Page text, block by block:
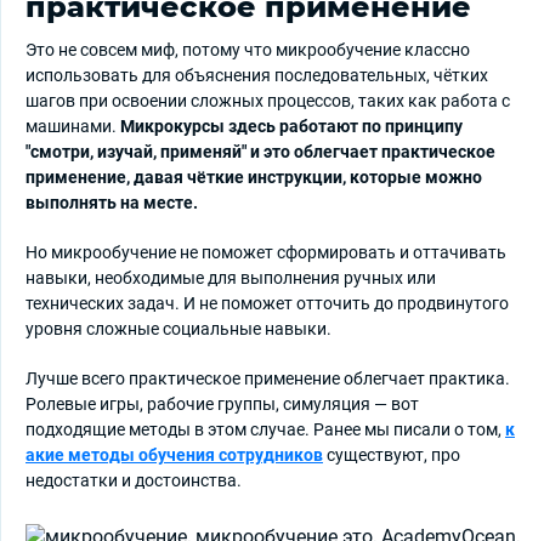
Это не совсем миф, потому что микрообучение классно
использовать для объяснения последовательных, чётких
шагов при освоении сложных процессов, таких как работа с
машинами. Микрокурсы здесь работают по принципу
"смотри, изучай, применяй" и это облегчает практическое
применение, давая чёткие инструкции, которые можно
выполнять на месте.
Но микрообучение не поможет сформировать и оттачивать
навыки, необходимые для выполнения ручных или
технических задач. И не поможет отточить до продвинутого
уровня сложные социальные навыки.
Лучше всего практическое применение облегчает практика.
Ролевые игры, рабочие группы, симуляция — вот
подходящие методы в этом случае. Ранее мы писали о том, к
акие методы обучения сотрудниковсуществуют, про
недостатки и достоинства.